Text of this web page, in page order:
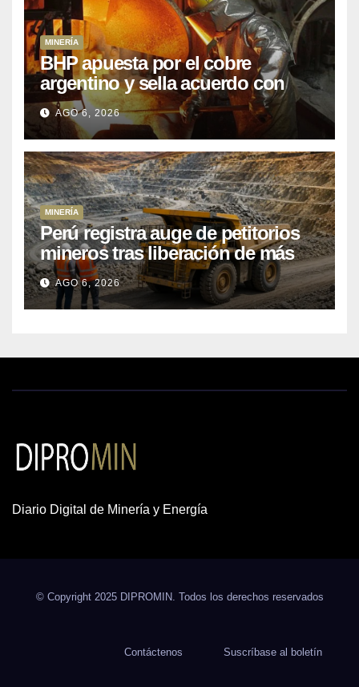
MINERÍA
BHP apuesta por el cobre
argentino y sella acuerdo con
Kobrea para siete proyecto
AGO 6, 2026
MINERÍA
Perú registra auge de petitorios
mineros tras liberación de más
de mil concesiones para explorar
cobre y oro
AGO 6, 2026
Diario Digital de Minería y Energía
© Copyright 2025 DIPROMIN. Todos los derechos reservados
Contáctenos Suscríbase al boletín